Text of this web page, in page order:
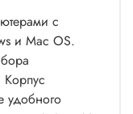
с
и Mac OS.
Корпус
удобного